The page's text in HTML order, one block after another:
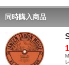
同時購入商品